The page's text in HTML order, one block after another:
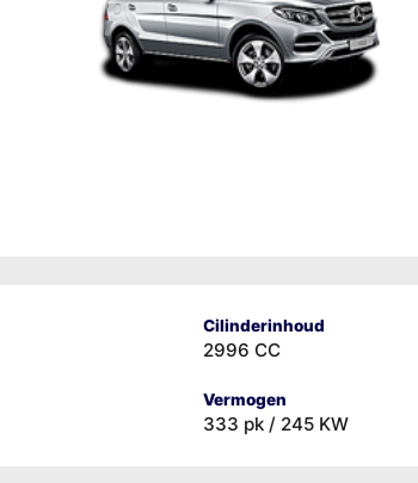
Cilinderinhoud
2996 CC
Vermogen
333 pk / 245 KW